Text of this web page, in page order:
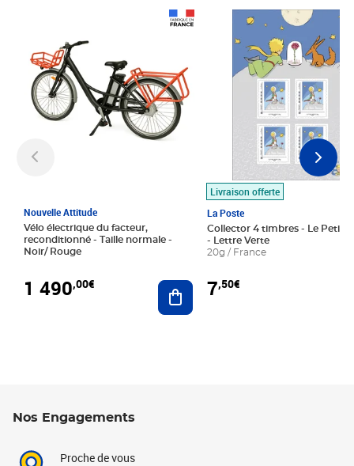
Nouvelle Attitude
Vélo électrique du facteur,
reconditionné - Taille normale -
Noir/ Rouge
1 490,00€ Ajouter au panier
Livraison offerte
La Poste
Collector 4 timbres - Le Petit
- Lettre Verte
20g / France
7,50€
Prix 7,50€
Nos Engagements
Proche de vous